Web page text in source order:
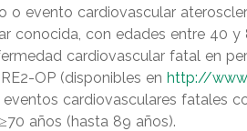
o evento cardiovascular
conocida, con edades entre 40
cardiovascular fatal en
OP (disponibles en http://
cardiovasculares fatales
años (hasta 89 años).